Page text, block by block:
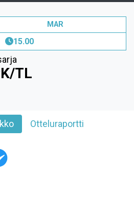
MAR
15.00
TL
Otteluraportti